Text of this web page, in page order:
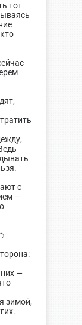
тот
с
—
—
зимой,